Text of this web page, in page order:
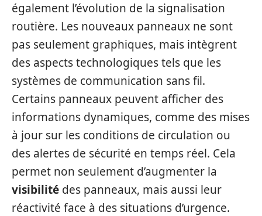
également l’évolution de la signalisation
routière. Les nouveaux panneaux ne sont
pas seulement graphiques, mais intègrent
des aspects technologiques tels que les
systèmes de communication sans fil.
Certains panneaux peuvent afficher des
informations dynamiques, comme des mises
à jour sur les conditions de circulation ou
des alertes de sécurité en temps réel. Cela
permet non seulement d’augmenter la
visibilité des panneaux, mais aussi leur
réactivité face à des situations d’urgence.